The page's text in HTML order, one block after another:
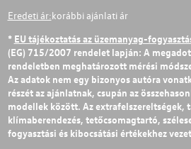
Eredeti ár:korábbi ajánlati ár
* EU tájékoztatás az üzemanyag-
(EG) 715/2007 rendelet lapján: A
rendeletben meghatározott mérési
Az adatok nem egy bizonyos autóra
részét az ajánlatnak, csupán az
modellek között. Az extrafelszereltségek,
klímaberendezés, tetőcsomagtartó,
fogyasztási és kibocsátási értékekhez